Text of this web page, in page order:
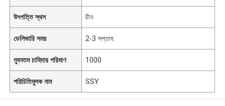
উৎপত্তি স্থল চীন
ডেলিভারি সময় 2-3 সপ্তাহ
ন্যূনতম চাহিদার পরিমাণ 1000
পরিচিতিমুলক নাম SSY